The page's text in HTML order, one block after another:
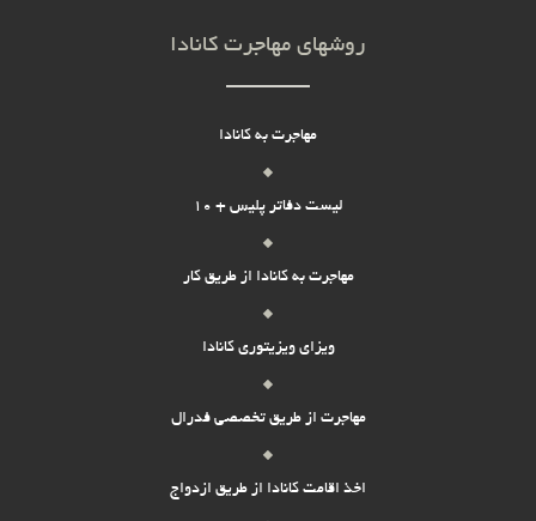
روشهای مهاجرت کانادا
مهاجرت به کانادا
لیست دفاتر پلیس + 10
مهاجرت به کانادا از طریق کار
ویزای ویزیتوری کانادا
مهاجرت از طریق تخصصی فدرال
اخذ اقامت کانادا از طریق ازدواج